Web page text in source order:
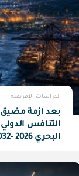
الدراسات الإفريقية
بعد أزمة مضيق
التنافس
البحري 2026 -2032